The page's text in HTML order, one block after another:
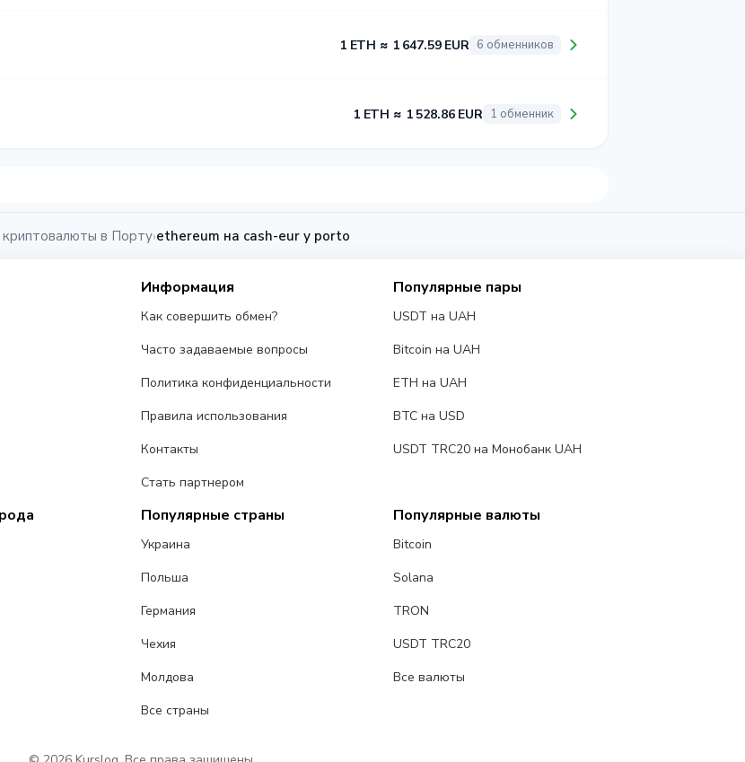
1 ETH ≈ 1 647.59 EUR 6 обменников
1 ETH ≈ 1 528.86 EUR 1 обменник
в Порту›ethereum на cash-eur у porto
Информация
Как совершить обмен?
Часто задаваемые вопросы
Политика конфиденциальности
Правила использования
Контакты
Стать партнером
Популярные пары
USDT на UAH
Bitcoin на UAH
ETH на UAH
BTC на USD
USDT TRC20 на Монобанк UAH
Популярные страны
Украина
Польша
Германия
Чехия
Молдова
Все страны
Популярные валюты
Bitcoin
Solana
TRON
USDT TRC20
Все валюты